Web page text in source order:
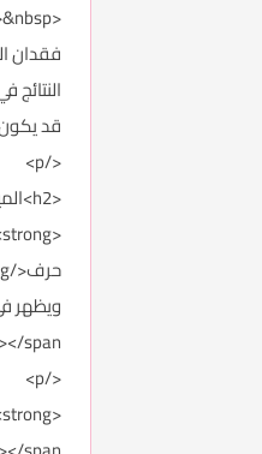
قد
</p>
<h2>المينوكسيديل وتساقط الشعر الوراثي</h2>
span>
</p>